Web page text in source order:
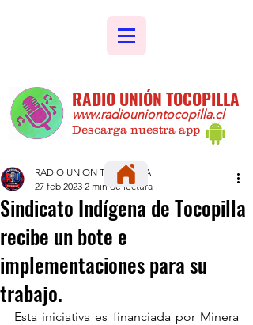
RADIO UNIÓN TOCOPILLA
www.radiouniontocopilla.cl
Descarga nuestra app
Sindicato Indígena de Tocopilla
recibe un bote e
implementaciones para su
trabajo.
RADIO UNION TOCOPILLA
27 feb 2023 2 min de lectura
Esta iniciativa es financiada por Minera